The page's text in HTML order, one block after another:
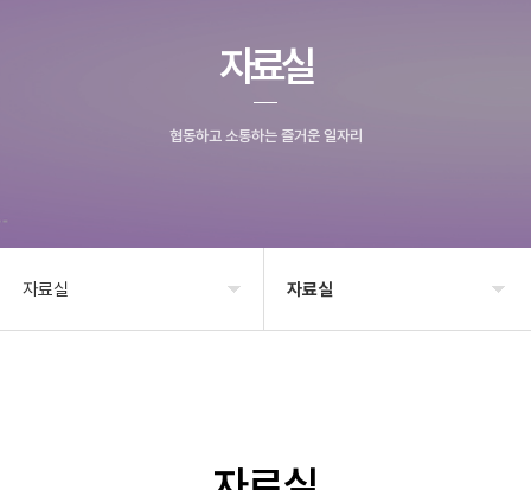
자료실
협동하고 소통하는 즐거운 일자리
자료실 자료실
정보공개